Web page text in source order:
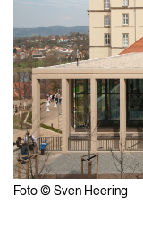
Foto © Sven Heering